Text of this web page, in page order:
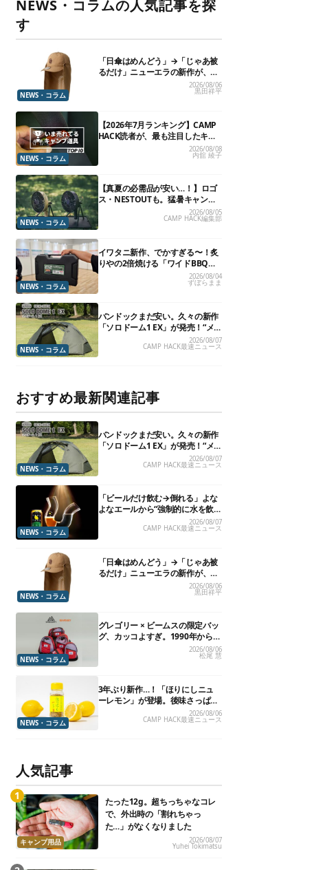
NEWS・コラムの人気記事を探
す
NEWS・コラム
「日傘はめんどう」→「じゃあ被
るだけ」ニューエラの新作が、真
2026/08/06
黒田祥平
NEWS・コラム
【2026年7月ランキング】CAMP
HACK読者が、最も注目したキャ
2026/08/08
内舘 綾子
NEWS・コラム
【真夏の必需品が安い…！】ロゴ
ス・NESTOUTも。猛暑キャンプ
を救う「保冷クーラー・暑さ対策
ギア」12選
2026/08/05
CAMP HACK編集部
NEWS・コラム
イワタニ新作、でかすぎる〜！炙
りやの2倍焼ける「ワイドBBQグ
リル」で“豪快焼肉”できるよ【再
販開始】
2026/08/04
ずぼらまま
NEWS・コラム
バンドックまだ安い。久々の新作
「ソロドーム1 EX」が発売！“メ
ッシュインナー”だけでも使える
よ【防災も◎】
2026/08/07
CAMP HACK最速ニュース
おすすめ最新関連記事
NEWS・コラム
バンドックまだ安い。久々の新作
「ソロドーム1 EX」が発売！“メ
ッシュインナー”だけでも使える
よ【防災も◎】
2026/08/07
CAMP HACK最速ニュース
NEWS・コラム
「ビールだけ飲む→倒れる」よな
よなエールから“強制的に水を飲
2026/08/07
CAMP HACK最速ニュース
NEWS・コラム
「日傘はめんどう」→「じゃあ被
るだけ」ニューエラの新作が、真
2026/08/06
黒田祥平
NEWS・コラム
グレゴリー × ビームスの限定バッ
グ、カッコよすぎ。1990年から“3
年のみ使用”されていた、紫タグ
2026/08/06
松尾 慧
NEWS・コラム
3年ぶり新作…！「ほりにしニュ
ーレモン」が登場。後味さっぱり
の万能スパイス！【8月21日発
2026/08/06
CAMP HACK最速ニュース
人気記事
キャンプ用品
たった12g。超ちっちゃなコレ
で、外出時の「割れちゃっ
た…」がなくなりました
2026/08/07
Yuhei Tokimatsu